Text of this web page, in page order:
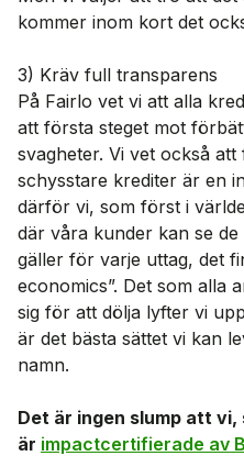
kommer inom kort det
3) Kräv full transparens
På Fairlo vet vi att alla
att första steget mot
svagheter. Vi vet också
schysstare krediter är en
därför vi, som först i
där våra kunder kan se
gäller för varje uttag, det
economics”. Det som alla
sig för att dölja lyfter vi
är det bästa sättet vi kan
namn.
Det är ingen slump att
är impactcertifierade av